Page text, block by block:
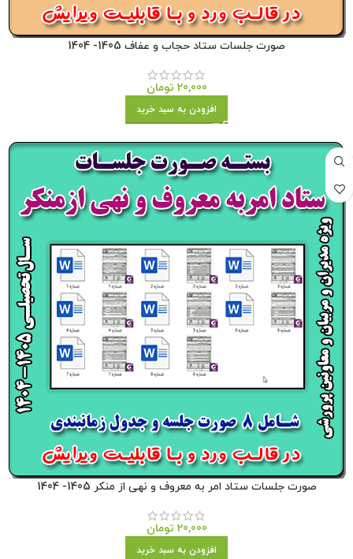
صورت جلسات ستاد حجاب و عفاف 1405- 1404
20,000 تومان
افزودن به سبد خرید
صورت جلسات ستاد امر به معروف و نهی از منکر 1405- 1404
20,000 تومان
افزودن به سبد خرید